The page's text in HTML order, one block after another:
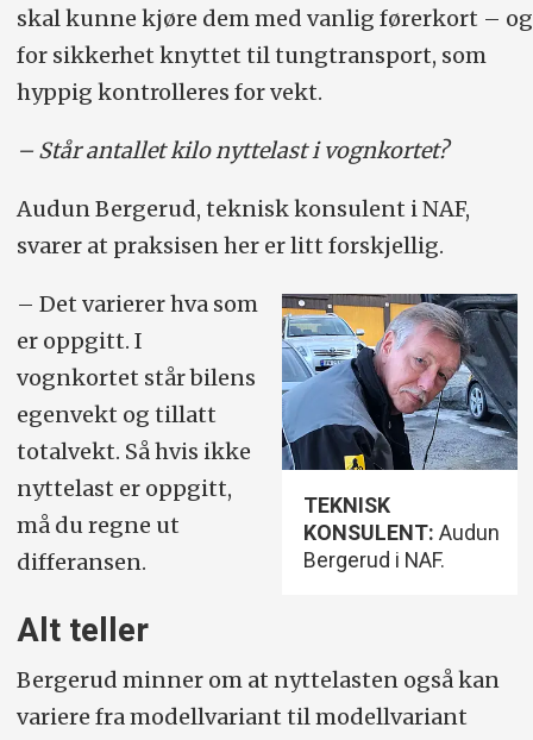
skal kunne kjøre dem med vanlig førerkort – og
for sikkerhet knyttet til tungtransport, som
hyppig kontrolleres for vekt.
– Står antallet kilo nyttelast i vognkortet?
Audun Bergerud, teknisk konsulent i NAF,
svarer at praksisen her er litt forskjellig.
TEKNISK
KONSULENT: Audun
Bergerud i NAF.
– Det varierer hva som
er oppgitt. I
vognkortet står bilens
egenvekt og tillatt
totalvekt. Så hvis ikke
nyttelast er oppgitt,
må du regne ut
differansen.
Alt teller
Bergerud minner om at nyttelasten også kan
variere fra modellvariant til modellvariant